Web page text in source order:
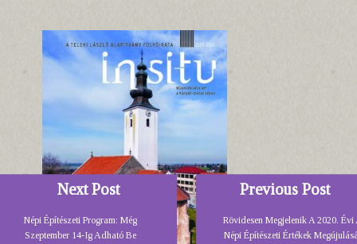
Previous Post
Rövidesen Megjelenik A 2020. Évi
Népi Építészeti Értékek
Next Post
Népi Építészeti Program: Még
Szeptember 14-Ig Adható Be